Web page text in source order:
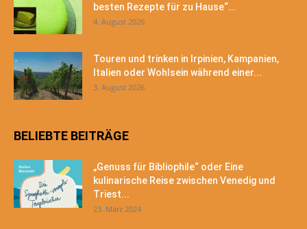
besten Rezepte für zu Hause“...
4. August 2026
Touren und trinken in Irpinien, Kampanien,
Italien oder Wohlsein während einer...
3. August 2026
BELIEBTE BEITRÄGE
„Genuss für Bibliophile“ oder Eine
kulinarische Reise zwischen Venedig und
Triest...
23. März 2024